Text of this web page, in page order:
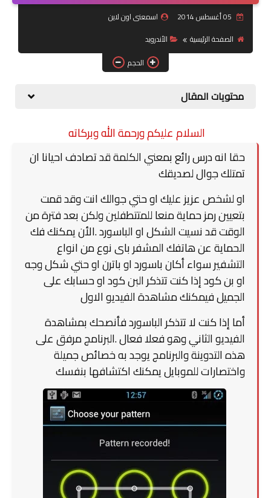
جرافيك
كورسات
القسم الديني
العناية بالصحة
قصص
رياضة
اسمعنى اون لاين
الصفحة الرئيسية
الأندرويد
الحجم
محتويات المقال
السلام عليكم ورحمة الله وبركاته
حقا انه درس رائع بمعني الكلمة قد تصادف احيانا ان
تمتلك جوال لصديقك
او لشخص عزيز عليك او حتي جوالك انت وقد قمت
بتعيين رمز حماية منعا للمتتطفلين ولكن بعد فترة من
الوقت قد نسيت الشكل او الباسورد .الأن يمكنك فك
الحماية عن هاتفك المشفر باى نوع من انواع
التشفير سواء أكان باسورد او باترن او حتي شكل وجه
او بن كود إذا كنت تتذكر البن كود او حسابك على
الجميل فيمكنك مشاهدة الفيديو الاول
أما إذا كنت لا تتذكر الباسورد فأنصحك بمشاهدة
الفيديو الثاني وهو فعلا فعال .البرنامج مرفق على
هذه التدوينة والبرنامج يوجد به خصائص جميلة
واختصارات للموبايل يمكنك اكتشافها بنفسك